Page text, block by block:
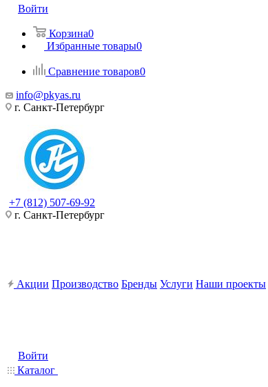
Войти
Корзина0
Избранные товары0
Сравнение товаров0
info@pkyas.ru
г. Санкт-Петербург
+7 (812) 507-69-92
г. Санкт-Петербург
Акции Производство Бренды Услуги Наши проекты
Войти
Каталог